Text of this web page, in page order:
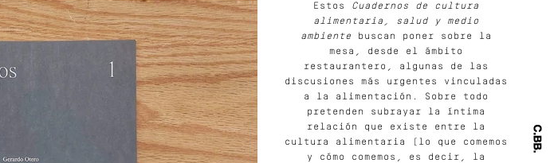
Estos
Cuadernos de cultura
alimentaria, salud y medio
ambiente buscan poner sobre la
mesa, desde el ámbito
restaurantero, algunas de las
discusiones más urgentes vinculadas
a la alimentación. Sobre todo
pretenden subrayar la íntima
relación que existe entre la
cultura alimentaria (lo que comemos
y cómo comemos, es decir, la